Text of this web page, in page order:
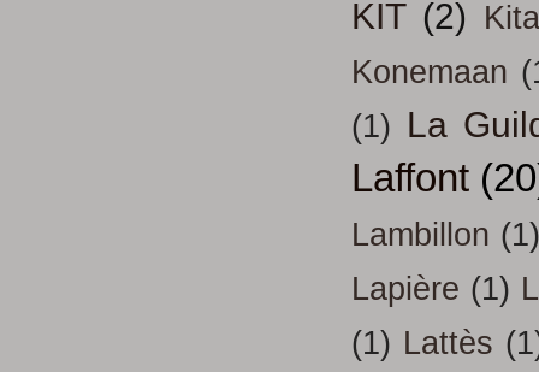
KIT (2)
Konemaan
(1) La
Laffont
Lambillon (1)
Lapière (1)
(1) Lattès